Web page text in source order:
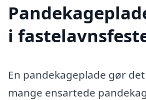
i
En pandekageplade gør
mange ensartede